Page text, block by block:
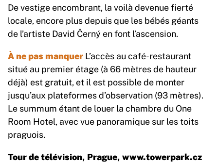
De vestige encombrant, la voilà devenue fierté
locale, encore plus depuis que les bébés géants
de l’artiste David Černý en font l’ascension.
À ne pas manquer L’accès au café-restaurant
situé au premier étage (à 66 mètres de hauteur
déjà) est gratuit, et il est possible de monter
jusqu’aux plateformes d’observation (93 mètres).
Le summum étant de louer la chambre du One
Room Hotel, avec vue panoramique sur les toits
praguois.
Tour de télévision, Prague, www.towerpark.cz